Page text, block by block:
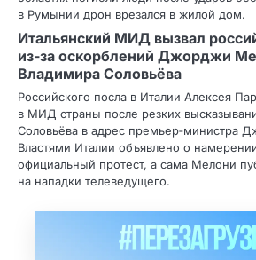
в Румынии дрон врезался в жилой дом.
Итальянский МИД вызвал
из‑за оскорблений Джорджи
Владимира Соловьёва
Российского посла в Италии Алексея
в МИД страны после резких
Соловьёва в адрес премьер‑министра
Властями Италии объявлено о
официальный протест, а сама Мелони
на нападки телеведущего.